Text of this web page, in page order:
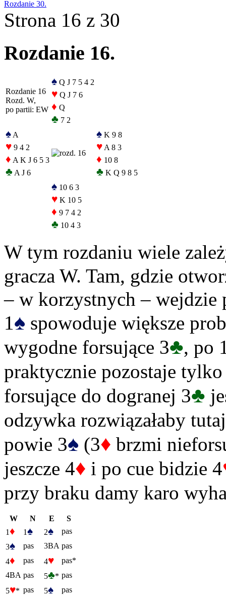
Rozdanie 30.
Strona 16 z 30
Rozdanie 16.
Rozdanie 16
Rozd. W,
po partii: EW
♠ Q J 7 5 4 2
♥ Q J 7 6
♦ Q
♣ 7 2
♠ A
♥ 9 4 2
♦ A K J 6 5 3
♣ A J 6
♠ K 9 8
♥ A 8 3
♦ 10 8
♣ K Q 9 8 5
♠ 10 6 3
♥ K 10 5
♦ 9 7 4 2
♣ 10 4 3
W tym rozdaniu wiele
gracza W. Tam, gdzie
– w korzystnych – wejdzie
1♠ spowoduje większe
wygodne forsujące 3♣, po
praktycznie pozostaje
forsujące do dogranej 3♣
odzywka rozwiązałaby
powie 3♠ (3♦ brzmi
jeszcze 4♦ i po cue bidzie 4
przy braku damy karo
W N E
S
1♦ 1♠ 2♠
pas
3♠ pas 3BA pas
4♦ pas 4♥
pas*
4BA pas 5♣* pas
5♥* pas 5♠
pas